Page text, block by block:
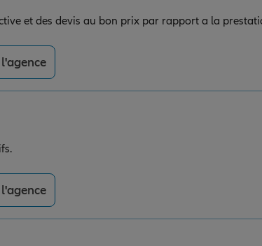
et des devis au bon prix par rapport a la